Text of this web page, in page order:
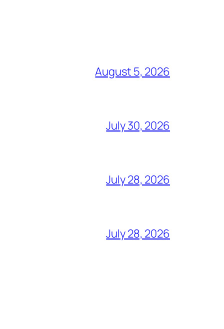
August 5, 2026
July 30, 2026
July 28, 2026
July 28, 2026